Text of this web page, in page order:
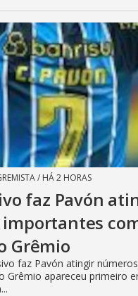
/ HÁ 2 HORAS
faz Pavón
Grêmio
faz Pavón atingir
Grêmio apareceu primeiro